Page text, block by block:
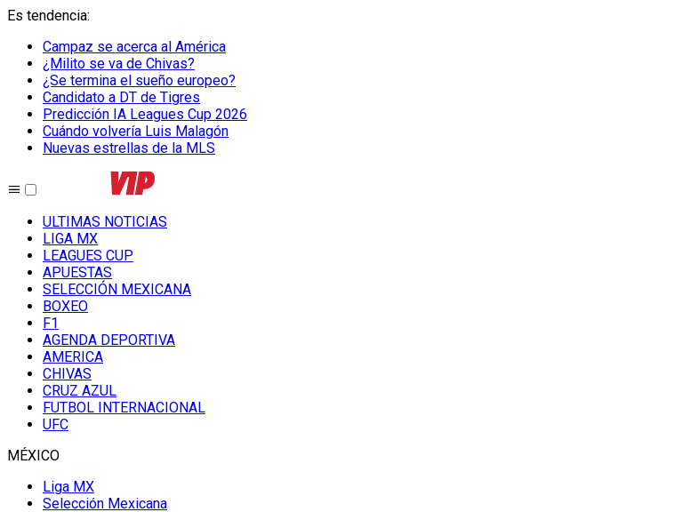
Es tendencia:
Campaz se acerca al América
¿Milito se va de Chivas?
¿Se termina el sueño europeo?
Candidato a DT de Tigres
Predicción IA Leagues Cup 2026
Cuándo volvería Luis Malagón
Nuevas estrellas de la MLS
ULTIMAS NOTICIAS
LIGA MX
LEAGUES CUP
APUESTAS
SELECCIÓN MEXICANA
BOXEO
F1
AGENDA DEPORTIVA
AMERICA
CHIVAS
CRUZ AZUL
FUTBOL INTERNACIONAL
UFC
MÉXICO
Liga MX
Selección Mexicana